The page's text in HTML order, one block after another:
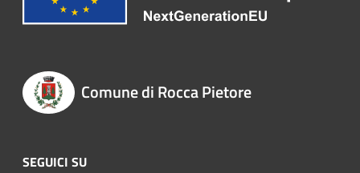
Comune di Rocca Pietore
SEGUICI SU